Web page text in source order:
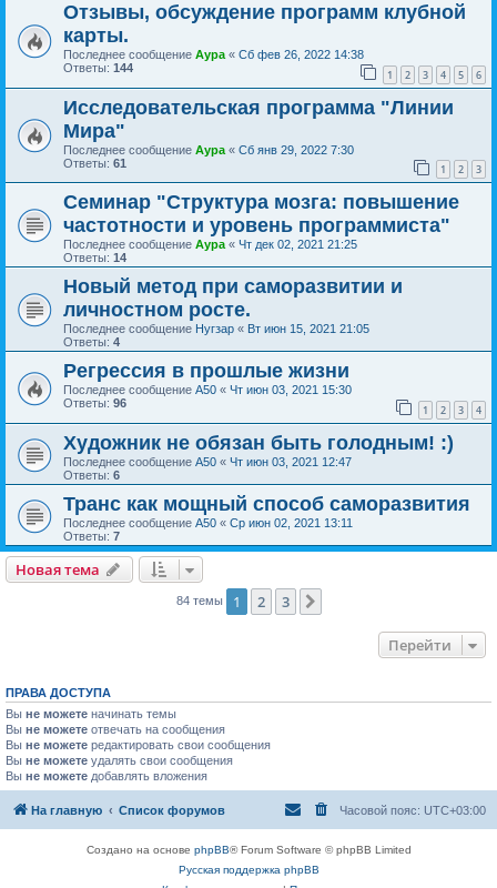
Отзывы, обсуждение программ клубной
карты.
Последнее сообщение Аура « Сб фев 26, 2022 14:38
Ответы: 144 1 2 3 4 5 6
Исследовательская программа "Линии
Мира"
Последнее сообщение Аура « Сб янв 29, 2022 7:30
Ответы: 61 1 2 3
Семинар "Структура мозга: повышение
частотности и уровень программиста"
Последнее сообщение Аура« Чт дек 02, 2021 21:25
Ответы: 14
Новый метод при саморазвитии и
личностном росте.
Последнее сообщение Нугзар « Вт июн 15, 2021 21:05
Ответы: 4
Регрессия в прошлые жизни
Последнее сообщение А50 « Чт июн 03, 2021 15:30
Ответы: 96 1 2 3 4
Художник не обязан быть голодным! :)
Последнее сообщение А50 « Чт июн 03, 2021 12:47
Ответы: 6
Транс как мощный способ саморазвития
Последнее сообщение А50 « Ср июн 02, 2021 13:11
Ответы: 7
Новая тема
84 темы 1 2 3
Перейти
ПРАВА ДОСТУПА
Вы не можете начинать темы
Вы не можете отвечать на сообщения
Вы не можете редактировать свои сообщения
Вы не можете удалять свои сообщения
Вы не можете добавлять вложения
На главную Список форумов Часовой пояс: UTC+03:00
Создано на основе phpBB® Forum Software © phpBB Limited
Русская поддержка phpBB